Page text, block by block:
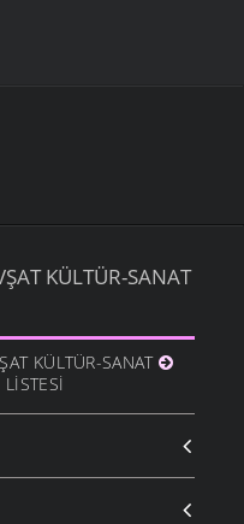
KÜLTÜR-SANAT
KÜLTÜR-SANAT
LISTESI